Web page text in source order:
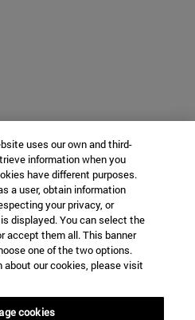
uses our own and third-
information when you
have different purposes.
a user, obtain information
your privacy, or
displayed. You can select the
accept them all. This banner
one of the two options.
about our cookies, please visit
cookies